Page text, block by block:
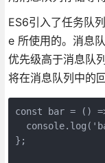
ES6引入了任务队
e 所使用的。消息
优先级高于消息队
将在消息队列中的
const bar = ()
};